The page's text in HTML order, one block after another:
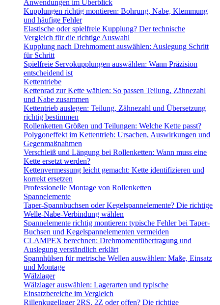
Anwendungen im Überblick
Kupplungen richtig montieren: Bohrung, Nabe, Klemmung
und häufige Fehler
Elastische oder spielfreie Kupplung? Der technische
Vergleich für die richtige Auswahl
Kupplung nach Drehmoment auswählen: Auslegung Schritt
für Schritt
Spielfreie Servokupplungen auswählen: Wann Präzision
entscheidend ist
Kettentriebe
Kettenrad zur Kette wählen: So passen Teilung, Zähnezahl
und Nabe zusammen
Kettentrieb auslegen: Teilung, Zähnezahl und Übersetzung
richtig bestimmen
Rollenketten Größen und Teilungen: Welche Kette passt?
Polygoneffekt im Kettentrieb: Ursachen, Auswirkungen und
Gegenmaßnahmen
Verschleiß und Längung bei Rollenketten: Wann muss eine
Kette ersetzt werden?
Kettenvermessung leicht gemacht: Kette identifizieren und
korrekt ersetzen
Professionelle Montage von Rollenketten
Spannelemente
Taper-Spannbuchsen oder Kegelspannelemente? Die richtige
Welle-Nabe-Verbindung wählen
Spannelemente richtig montieren: typische Fehler bei Taper-
Buchsen und Kegelspannelementen vermeiden
CLAMPEX berechnen: Drehmomentübertragung und
Auslegung verständlich erklärt
Spannhülsen für metrische Wellen auswählen: Maße, Einsatz
und Montage
Wälzlager
Wälzlager auswählen: Lagerarten und typische
Einsatzbereiche im Vergleich
Rillenkugellager 2RS, 2Z oder offen? Die richtige